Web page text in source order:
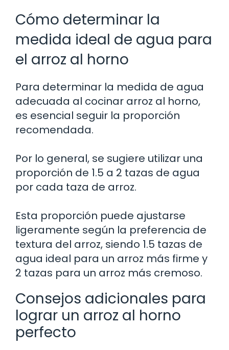
Cómo determinar la
medida ideal de agua para
el arroz al horno
Para determinar la medida de agua
adecuada al cocinar arroz al horno,
es esencial seguir la proporción
recomendada.
Por lo general, se sugiere utilizar una
proporción de 1.5 a 2 tazas de agua
por cada taza de arroz.
Esta proporción puede ajustarse
ligeramente según la preferencia de
textura del arroz, siendo 1.5 tazas de
agua ideal para un arroz más firme y
2 tazas para un arroz más cremoso.
Consejos adicionales para
lograr un arroz al horno
perfecto